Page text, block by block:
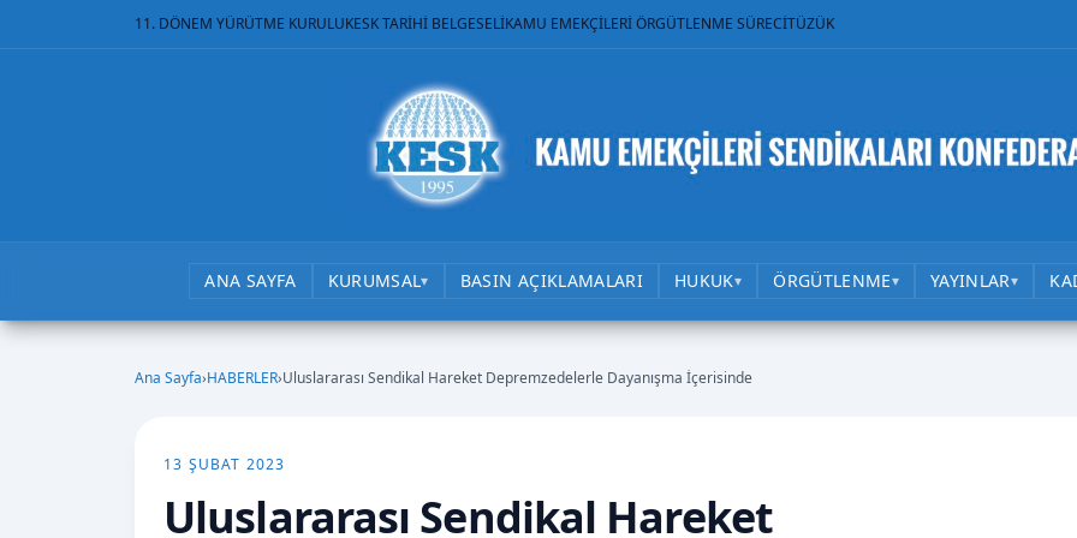
11. DÖNEM YÜRÜTME KURULUKESK TARİHİ BELGESELİKAMU EMEKÇİLERİ ÖRGÜTLENME SÜRECİTÜZÜK
ANA SAYFA KURUMSAL▾ BASIN AÇIKLAMALARI HUKUK▾ ÖRGÜTLENME▾ YAYINLAR▾
Ana Sayfa›HABERLER›Uluslararası Sendikal Hareket Depremzedelerle Dayanışma İçerisinde
13 ŞUBAT 2023
Uluslararası Sendikal Hareket